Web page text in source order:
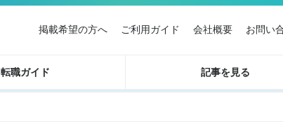
掲載希望の方へ ご利用ガイド 会社概要 お問い
転職ガイド 記事を見る